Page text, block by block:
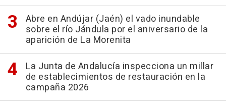
Abre en Andújar (Jaén) el vado inundable
sobre el río Jándula por el aniversario de la
aparición de La Morenita
La Junta de Andalucía inspecciona un millar
de establecimientos de restauración en la
campaña 2026